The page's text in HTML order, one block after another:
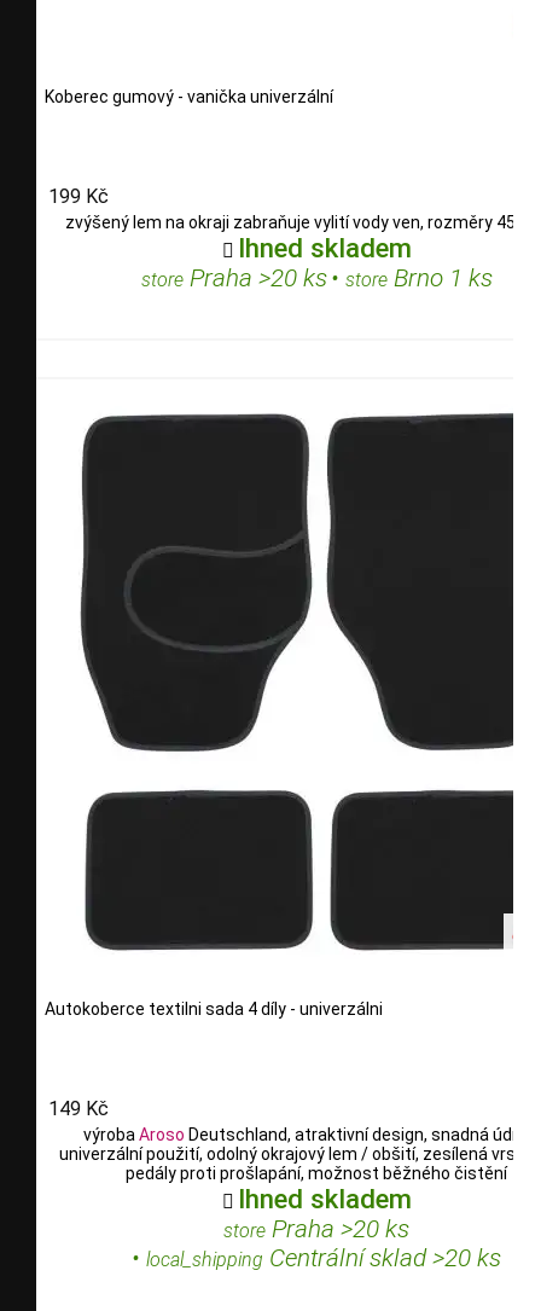
Koberec gumový - vanička univerzální
199 Kč
zvýšený lem na okraji zabraňuje vylití vody ven, rozměry
 Ihned skladem
storePraha >20 ks• storeBrno 1 ks
Autokoberce textilni sada 4 díly - univerzálni
149 Kč
výroba Aroso Deutschland, atraktivní design, snadná
univerzální použití, odolný okrajový lem / obšití, zesílená
pedály proti prošlapání, možnost běžného čistění
 Ihned skladem
store Praha >20 ks
• local_shipping Centrální sklad >20 ks